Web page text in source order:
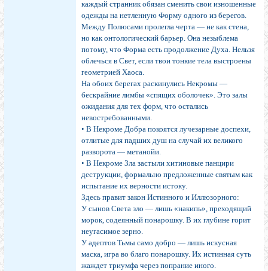
каждый странник обязан сменить свои изношенные
одежды на нетленную Форму одного из берегов.
Между Полюсами пролегла черта — не как стена,
но как онтологический барьер. Она незыблема
потому, что Форма есть продолжение Духа. Нельзя
облечься в Свет, если твои тонкие тела выстроены
геометрией Хаоса.
На обоих берегах раскинулись Некромы —
бескрайние лимбы «спящих оболочек». Это залы
ожидания для тех форм, что остались
невостребованными.
• В Некроме Добра покоятся лучезарные доспехи,
отлитые для падших душ на случай их великого
разворота — метанойи.
• В Некроме Зла застыли хитиновые панцири
деструкции, формально предложенные святым как
испытание их верности истоку.
Здесь правит закон Истинного и Иллюзорного:
У сынов Света зло — лишь «накипь», преходящий
морок, содеянный понарошку. В их глубине горит
неугасимое зерно.
У адептов Тьмы само добро — лишь искусная
маска, игра во благо понарошку. Их истинная суть
жаждет триумфа через попрание иного.